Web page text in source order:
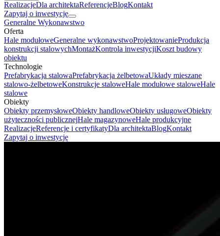
RealizacjeDla architektaReferencjeBlogKontakt
Zapytaj o inwestycję
Generalne Wykonawstwo
Oferta
Hale modułoweGeneralne wykonawstwoProjektowanieProdukcja
konstrukcji stalowychMontażKontrola inwestycjiKoszt budowy
obiektu
Technologie
Prefabrykacja stalowaPrefabrykacja żelbetowaUkłady mieszane
stalowo-żelbetoweKonstrukcje staloweHale modułowe staloweHale
stalowe
Obiekty
Obiekty przemysłoweObiekty handloweObiekty usługoweObiekty
użyteczności publicznejHale magazynoweHale produkcyjne
RealizacjeReferencje i certyfikatyDla architektaBlogKontakt
Zapytaj o inwestycję